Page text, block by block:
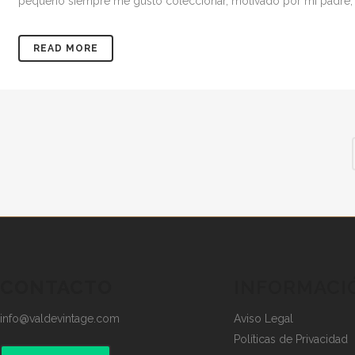
READ MORE
info@valdevintage.com
Aviso Legal
Políticas de Privacidad